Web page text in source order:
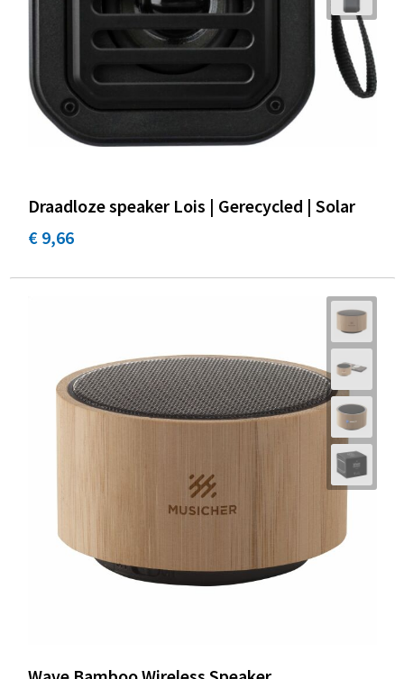
Draadloze speaker Lois | Gerecycled | Solar
€ 9,66